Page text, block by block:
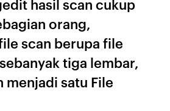
hasil scan cukup
orang,
scan berupa file
tiga lembar,
menjadi satu File